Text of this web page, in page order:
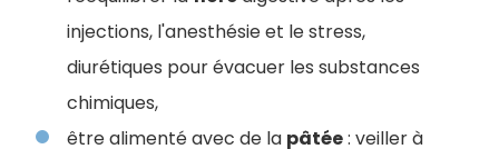
injections, l'anesthésie et le stress,
diurétiques pour évacuer les substances
chimiques,
être alimenté avec de la pâtée: veiller à